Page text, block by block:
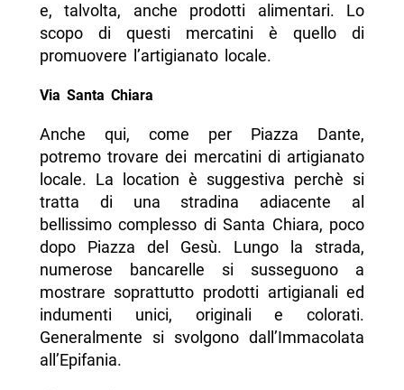
e, talvolta, anche prodotti alimentari. Lo
scopo di questi mercatini è quello di
promuovere l’artigianato locale.
Via Santa Chiara
Anche qui, come per Piazza Dante,
potremo trovare dei mercatini di artigianato
locale. La location è suggestiva perchè si
tratta di una stradina adiacente al
bellissimo complesso di Santa Chiara, poco
dopo Piazza del Gesù. Lungo la strada,
numerose bancarelle si susseguono a
mostrare soprattutto prodotti artigianali ed
indumenti unici, originali e colorati.
Generalmente si svolgono dall’Immacolata
all’Epifania.